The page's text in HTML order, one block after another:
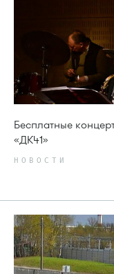
Бесплатные
«ДК41»
НОВОСТИ